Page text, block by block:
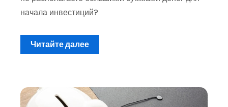
начала инвестиций?
Читайте далее